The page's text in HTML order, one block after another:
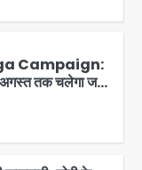
तक चलेगा जन-
ने की समीक्षा